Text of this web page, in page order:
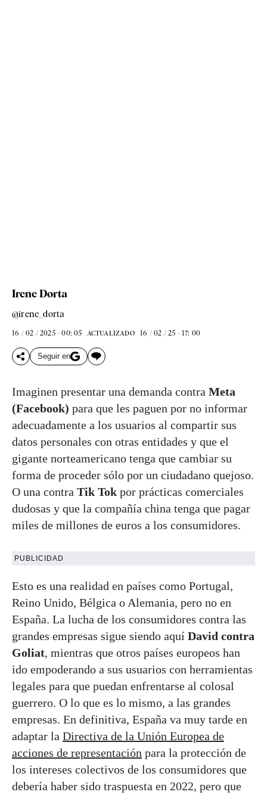
Irene Dorta
@irene_dorta
16 / 02 / 2025 - 00: 05 ACTUALIZADO 16 / 02 / 25 - 17: 00
Seguir en
Imaginen presentar una demanda contra Meta
(Facebook) para que les paguen por no informar
adecuadamente a los usuarios al compartir sus
datos personales con otras entidades y que el
gigante norteamericano tenga que cambiar su
forma de proceder sólo por un ciudadano quejoso.
O una contra Tik Tok por prácticas comerciales
dudosas y que la compañía china tenga que pagar
miles de millones de euros a los consumidores.
PUBLICIDAD
Esto es una realidad en países como Portugal,
Reino Unido, Bélgica o Alemania, pero no en
España. La lucha de los consumidores contra las
grandes empresas sigue siendo aquí David contra
Goliat, mientras que otros países europeos han
ido empoderando a sus usuarios con herramientas
legales para que puedan enfrentarse al colosal
guerrero. O lo que es lo mismo, a las grandes
empresas. En definitiva, España va muy tarde en
adaptar la Directiva de la Unión Europea de
acciones de representación para la protección de
los intereses colectivos de los consumidores que
debería haber sido traspuesta en 2022, pero que